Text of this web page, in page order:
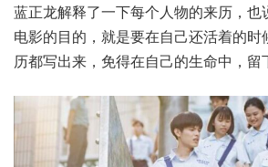
蓝正龙解释了一下每个人物的来历，也
电影的目的，就是要在自己还活着的
历都写出来，免得在自己的生命中，留